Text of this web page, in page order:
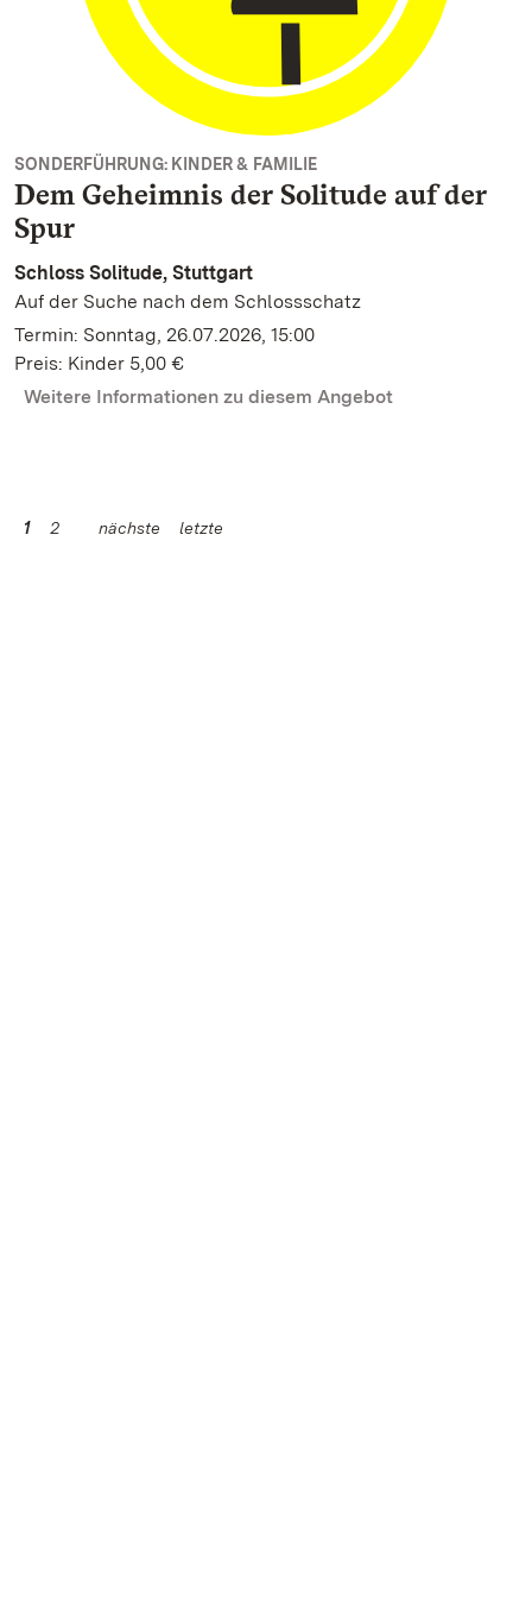
SONDERFÜHRUNG: KINDER & FAMILIE
Dem Geheimnis der Solitude auf der
Spur
Schloss Solitude, Stuttgart
Auf der Suche nach dem Schlossschatz
Termin: Sonntag, 26.07.2026, 15:00
Preis: Kinder 5,00 €
Weitere Informationen zu diesem Angebot
1 2 nächste letzte